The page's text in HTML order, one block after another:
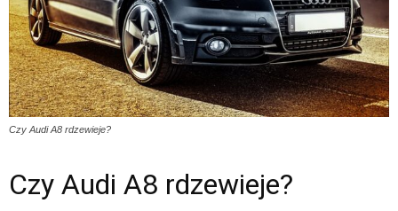
Czy Audi A8 rdzewieje?
Czy Audi A8 rdzewieje?